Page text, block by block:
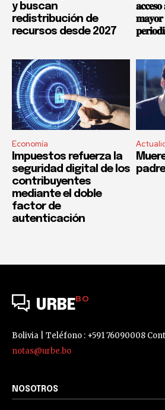
y buscan
redistribución de
recursos desde 2027
𝐚𝐜𝐜𝐞𝐬𝐨
𝐦𝐚𝐲𝐨𝐫
Economía
Impuestos refuerza la
seguridad digital de los
contribuyentes
mediante el doble
factor de
autenticación
URBEBO
Bolivia | Teléfono : +591 76090008
notas@urbe.bo
NOSOTROS